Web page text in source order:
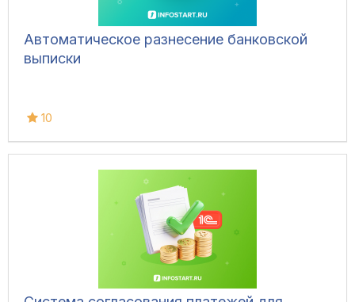
Автоматическое разнесение банковской
выписки
10